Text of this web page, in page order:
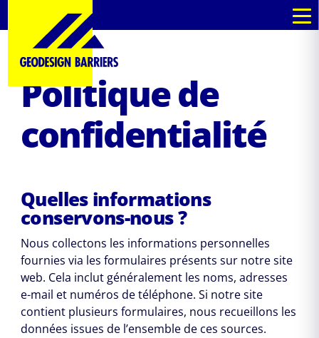
Politique de
confidentialité
Quelles informations
conservons-nous ?
Nous collectons les informations personnelles
fournies via les formulaires présents sur notre site
web. Cela inclut généralement les noms, adresses
e-mail et numéros de téléphone. Si notre site
contient plusieurs formulaires, nous recueillons les
données issues de l’ensemble de ces sources.